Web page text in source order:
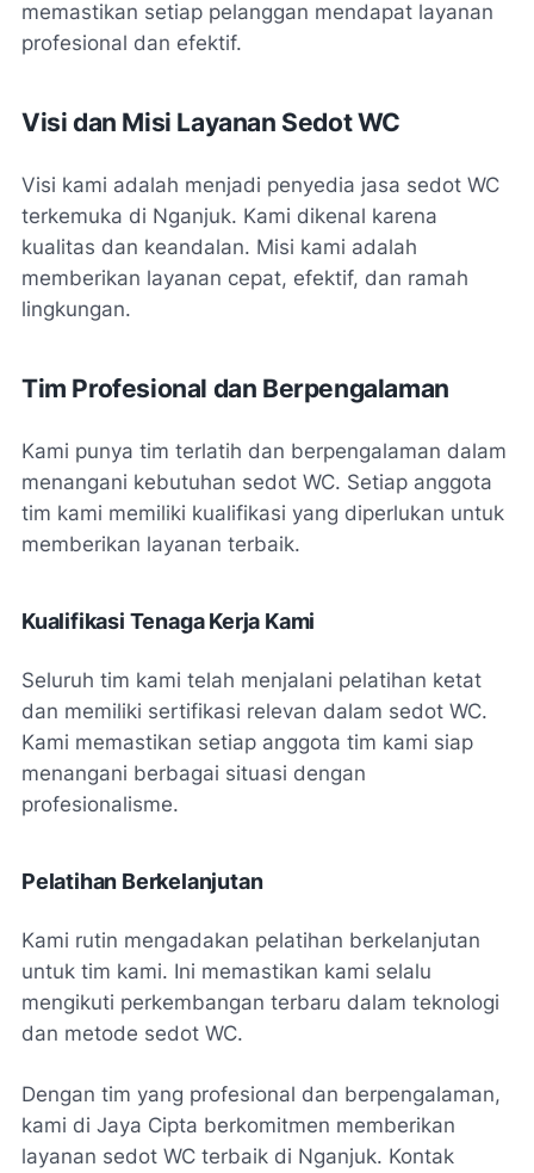
memastikan setiap pelanggan mendapat layanan
profesional dan efektif.
Visi dan Misi Layanan Sedot WC
Visi kami adalah menjadi penyedia jasa sedot WC
terkemuka di Nganjuk. Kami dikenal karena
kualitas dan keandalan. Misi kami adalah
memberikan layanan cepat, efektif, dan ramah
lingkungan.
Tim Profesional dan Berpengalaman
Kami punya tim terlatih dan berpengalaman dalam
menangani kebutuhan sedot WC. Setiap anggota
tim kami memiliki kualifikasi yang diperlukan untuk
memberikan layanan terbaik.
Kualifikasi Tenaga Kerja Kami
Seluruh tim kami telah menjalani pelatihan ketat
dan memiliki sertifikasi relevan dalam sedot WC.
Kami memastikan setiap anggota tim kami siap
menangani berbagai situasi dengan
profesionalisme.
Pelatihan Berkelanjutan
Kami rutin mengadakan pelatihan berkelanjutan
untuk tim kami. Ini memastikan kami selalu
mengikuti perkembangan terbaru dalam teknologi
dan metode sedot WC.
Dengan tim yang profesional dan berpengalaman,
kami di Jaya Cipta berkomitmen memberikan
layanan sedot WC terbaik di Nganjuk. Kontak